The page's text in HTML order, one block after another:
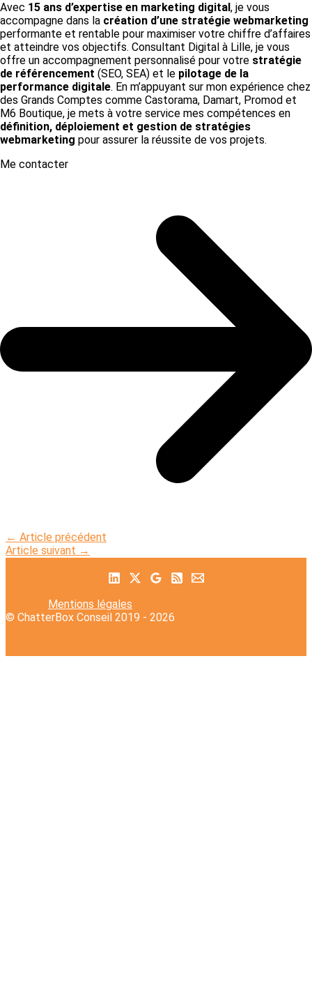
Avec 15 ans d’expertise en marketing digital, je vous
accompagne dans la création d’une stratégie webmarketing
performante et rentable pour maximiser votre chiffre d’affaires
et atteindre vos objectifs. Consultant Digital à Lille, je vous
offre un accompagnement personnalisé pour votre stratégie
de référencement (SEO, SEA) et le pilotage de la
performance digitale. En m’appuyant sur mon expérience chez
des Grands Comptes comme Castorama, Damart, Promod et
M6 Boutique, je mets à votre service mes compétences en
définition, déploiement et gestion de stratégies
webmarketing pour assurer la réussite de vos projets.
Me contacter
← Article précédent
Article suivant →
Mentions légales
© ChatterBox Conseil 2019 - 2026